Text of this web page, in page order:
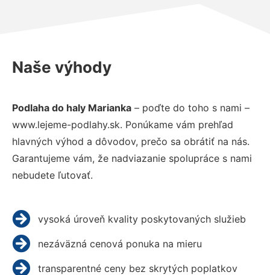
Naše výhody
Podlaha do haly Marianka – poďte do toho s nami –
www.lejeme-podlahy.sk. Ponúkame vám prehľad
hlavných výhod a dôvodov, prečo sa obrátiť na nás.
Garantujeme vám, že nadviazanie spolupráce s nami
nebudete ľutovať.
vysoká úroveň kvality poskytovaných služieb
nezáväzná cenová ponuka na mieru
transparentné ceny bez skrytých poplatkov